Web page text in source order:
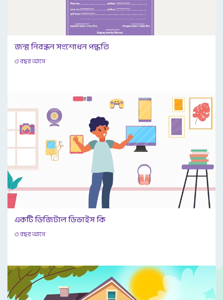
জন্ম নিবন্ধন সংশোধন পদ্ধতি
৩ বছর আগে
একটি ডিজিটাল ডিভাইস কি
৩ বছর আগে